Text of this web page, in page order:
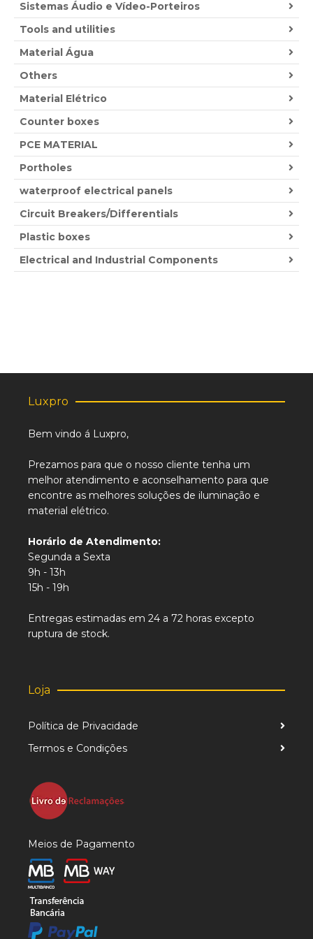
Sistemas Áudio e Vídeo-Porteiros
Tools and utilities
Material Água
Others
Material Elétrico
Counter boxes
PCE MATERIAL
Portholes
waterproof electrical panels
Circuit Breakers/Differentials
Plastic boxes
Electrical and Industrial Components
Luxpro
Bem vindo á Luxpro,
Prezamos para que o nosso cliente tenha um
melhor atendimento e aconselhamento para que
encontre as melhores soluções de iluminação e
material elétrico.
Horário de Atendimento:
Segunda a Sexta
9h - 13h
15h - 19h
Entregas estimadas em 24 a 72 horas excepto
ruptura de stock.
Loja
Política de Privacidade
Termos e Condições
Meios de Pagamento